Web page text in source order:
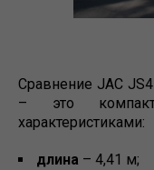
Сравнение JAC
– это
характеристиками:
длина – 4,41 м;